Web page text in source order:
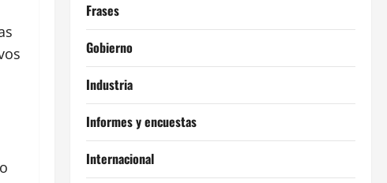
Frases
Gobierno
Industria
Informes y encuestas
Internacional